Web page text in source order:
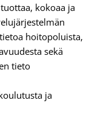
kokoaa ja
hoitopoluista,
sekä
tieto
ja